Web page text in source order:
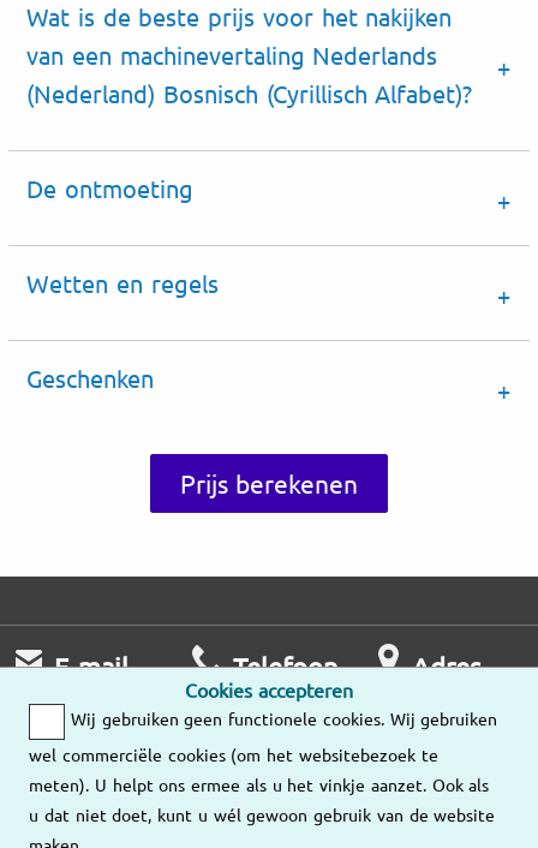
Wat is de beste prijs voor het nakijken
van een machinevertaling Nederlands
(Nederland) Bosnisch (Cyrillisch Alfabet)?
De ontmoeting
Wetten en regels
Geschenken
Prijs berekenen
Cookies accepteren
Wij gebruiken geen functionele cookies. Wij gebruiken
wel commerciële cookies (om het websitebezoek te
meten). U helpt ons ermee als u het vinkje aanzet. Ook als
u dat niet doet, kunt u wél gewoon gebruik van de website
E-mail
Wij nemen zo
snel mogelijk
contact met u op.
Telefoon
Ma – Vr
21 52 02 53
Adres
Onze
vestigingen